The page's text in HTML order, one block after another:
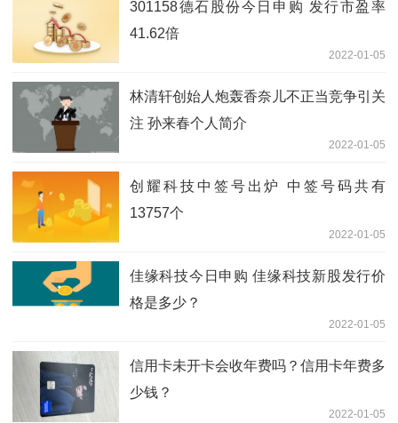
301158德石股份今日申购 发行市盈率
41.62倍
2022-01-05
林清轩创始人炮轰香奈儿不正当竞争引关
注 孙来春个人简介
2022-01-05
创耀科技中签号出炉 中签号码共有
13757个
2022-01-05
佳缘科技今日申购 佳缘科技新股发行价
格是多少？
2022-01-05
信用卡未开卡会收年费吗？信用卡年费多
少钱？
2022-01-05